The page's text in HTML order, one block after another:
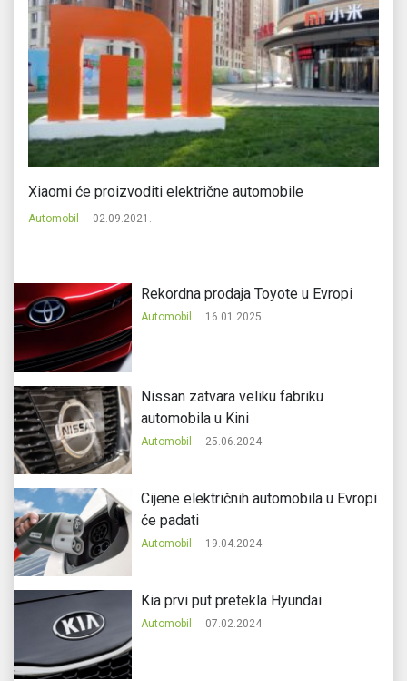
Xiaomi će proizvoditi električne automobile
Automobil 02.09.2021.
Rekordna prodaja Toyote u Evropi
Automobil 16.01.2025.
Nissan zatvara veliku fabriku
automobila u Kini
Automobil 25.06.2024.
Cijene električnih automobila u Evropi
će padati
Automobil 19.04.2024.
Kia prvi put pretekla Hyundai
Automobil 07.02.2024.